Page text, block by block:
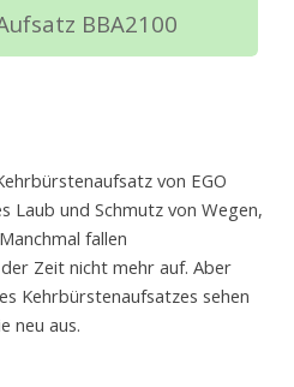
BBA2100
von EGO
Laub und Schmutz von Wegen,
fallen
Zeit nicht mehr auf. Aber
Kehrbürstenaufsatzes sehen
neu aus.